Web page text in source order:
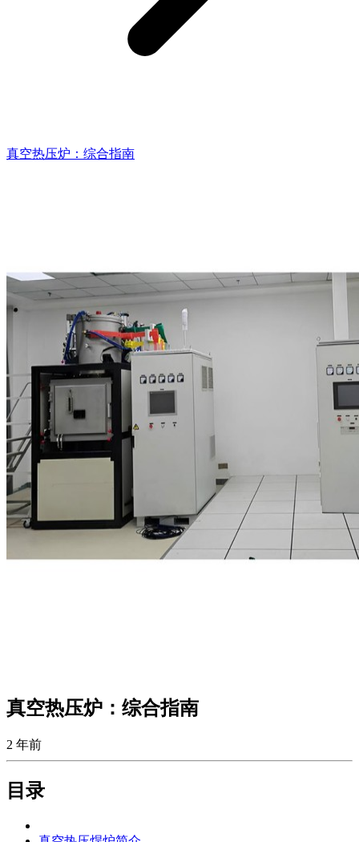
真空热压炉：综合指南
真空热压炉：综合指南
2 年前
目录